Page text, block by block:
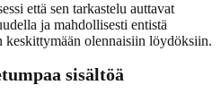
että sen tarkastelu auttavat
ja mahdollisesti entistä
keskittymään olennaisiin löydöksiin.
sisältöä